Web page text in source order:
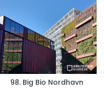
98. Big Bio Nordhavn